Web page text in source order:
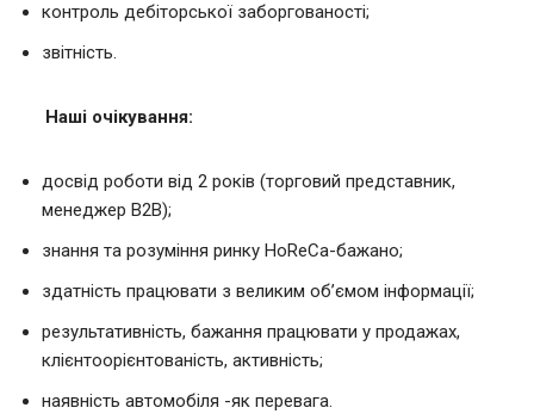
контроль дебіторської заборгованості;
звітність.
Наші очікування:
досвід роботи від 2 років (торговий представник,
менеджер B2B);
знання та розуміння ринку HoReCa-бажано;
здатність працювати з великим об’ємом інформації;
результативність, бажання працювати у продажах,
клієнтоорієнтованість, активність;
наявність автомобіля -як перевага.